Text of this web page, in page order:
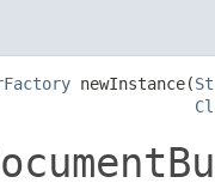
newInstance​(